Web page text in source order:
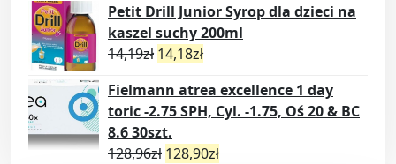
Petit Drill Junior Syrop dla dzieci na
kaszel suchy 200ml
14,19zł 14,18zł
Fielmann atrea excellence 1 day
toric -2.75 SPH, Cyl. -1.75, Oś 20 & BC
8.6 30szt.
128,96zł 128,90zł